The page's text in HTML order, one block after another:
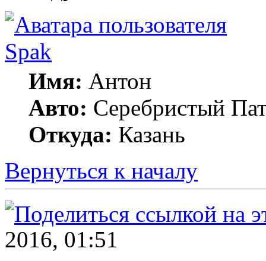
Spak
Имя: Антон
Авто: Серебристый
Откуда: Казань
Вернуться к началу
2016, 01:51